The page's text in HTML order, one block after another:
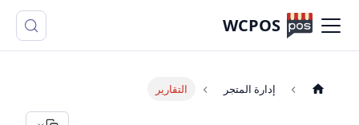
WCPOS
إدارة المتجر التقارير